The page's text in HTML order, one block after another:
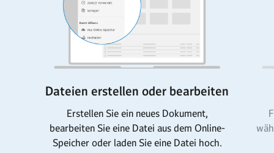
Dateien erstellen oder bearbeiten
Erstellen Sie ein neues Dokument,
bearbeiten Sie eine Datei aus dem Online-
Speicher oder laden Sie eine Datei hoch.